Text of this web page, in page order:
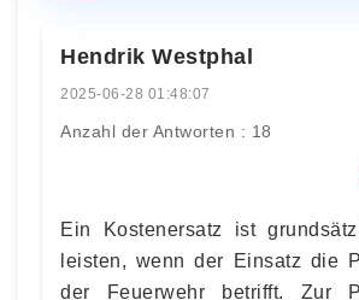
Hendrik Westphal
2025-06-28 01:48:07
Anzahl der Antworten : 18
Ein Kostenersatz ist
leisten, wenn der Einsatz die
der Feuerwehr betrifft. Zur